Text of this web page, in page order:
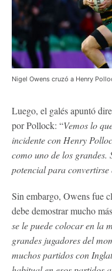
Nigel Owens cruzó a Henry
Luego, el galés apuntó
por Pollock: “Vemos lo
incidente con Henry
como uno de los grandes.
potencial para convertirse
Sin embargo, Owens fue
debe demostrar mucho
se le puede colocar en la
grandes jugadores del
muchos partidos con